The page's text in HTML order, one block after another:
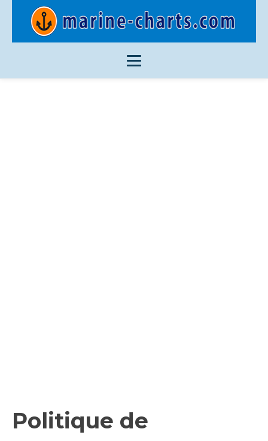
Politique de